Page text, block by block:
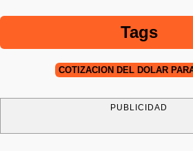
Tags
COTIZACIÓN DEL DÓLAR
PUBLICIDAD